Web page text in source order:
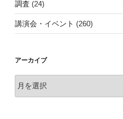
調査 (24)
講演会・イベント (260)
アーカイブ
ー